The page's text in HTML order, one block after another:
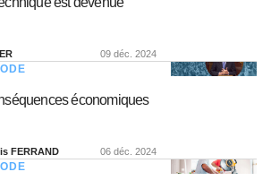
09 déc. 2024
économiques
FERRAND 06 déc. 2024